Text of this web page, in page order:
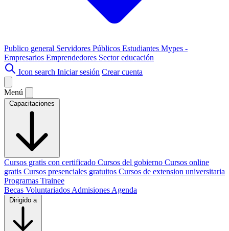
Publico general Servidores Públicos Estudiantes Mypes -
Empresarios Emprendedores Sector educación
Icon search Iniciar sesión Crear cuenta
Menú
Capacitaciones
Cursos gratis con certificado Cursos del gobierno Cursos online
gratis Cursos presenciales gratuitos Cursos de extension universitaria
Programas Trainee
Becas Voluntariados Admisiones Agenda
Dirigido a